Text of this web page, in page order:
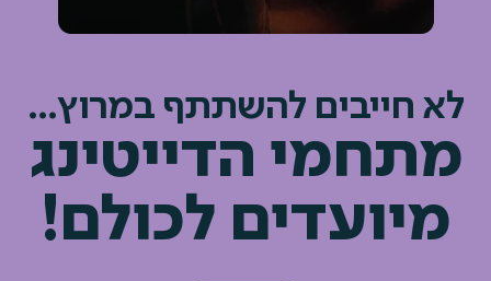
לא חייבים להשתתף במרוץ...
מתחמי הדייטינג
מיועדים לכולם!